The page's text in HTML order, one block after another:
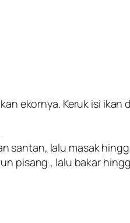
ekornya. Keruk isi
santan, lalu masak
pisang , lalu bakar